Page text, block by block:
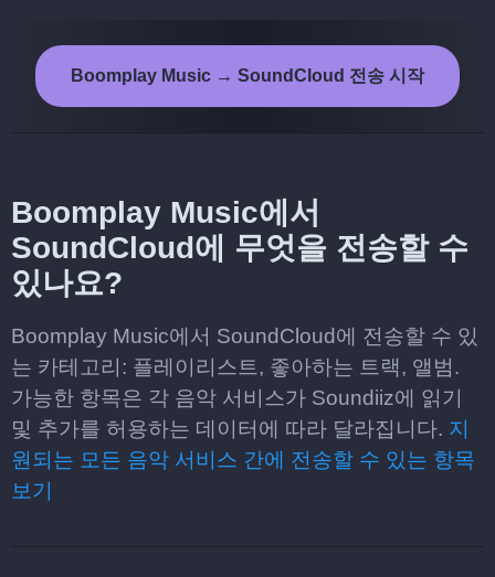
Boomplay Music → SoundCloud 전송 시작
Boomplay Music에서
SoundCloud에 무엇을 전송할 수
있나요?
Boomplay Music에서 SoundCloud에 전송할 수 있
는 카테고리: 플레이리스트, 좋아하는 트랙, 앨범.
가능한 항목은 각 음악 서비스가 Soundiiz에 읽기
및 추가를 허용하는 데이터에 따라 달라집니다. 지
원되는 모든 음악 서비스 간에 전송할 수 있는 항목
보기